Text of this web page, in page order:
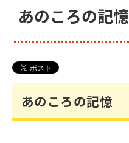
あのころの記憶
あのころの記憶